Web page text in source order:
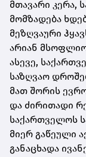
მთავარი კერა,
მომზადება
მეზღვაური
არიან
ასევე,
საზღვაო
მათ შორის
და ძირითადი
საქართველოს
მიერ გაწეული
განაცხადა